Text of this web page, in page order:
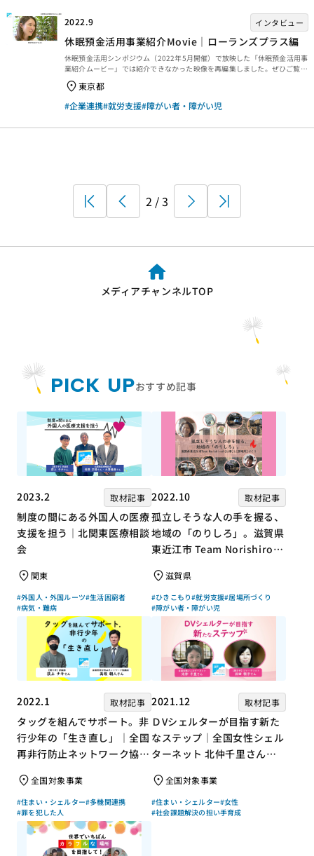
2022.9 インタビュー
休眠預金活用事業紹介Movie｜ローランズプラス編
休眠預金活用シンポジウム（2022年5月開催）で放映した「休眠預金活用事
業紹介ムービー」では紹介できなかった映像を再編集しました。ぜひご覧く
ださい。
東京都
#企業連携#就労支援#障がい者・障がい児
First Prev 2 / 3 Next Last
メディアチャンネルTOP
PICK UPおすすめ記事
2023.2 取材記事
制度の間にある外国人の医療
支援を担う｜北関東医療相談
会
関東
#外国人・外国ルーツ#生活困窮者
#病気・難病
2022.10 取材記事
孤立しそうな人の手を握る、
地域の「のりしろ」。滋賀県
東近江市 Team Norishiroの
滋賀県
#ひきこもり#就労支援#居場所づくり
#障がい者・障がい児
2022.1 取材記事
タッグを組んでサポート。非
行少年の「生き直し」｜全国
再非行防止ネットワーク協議
上チキさん【聞き手】
全国対象事業
#住まい・シェルター#多機関連携
#罪を犯した人
2021.12 取材記事
ＤVシェルターが目指す新た
なステップ｜全国女性シェル
ターネット 北仲千里さん×
ん【聞き手】
全国対象事業
#住まい・シェルター#女性
#社会課題解決の担い手育成